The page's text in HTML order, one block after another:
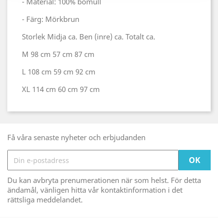
- Färg: Mörkbrun
Storlek Midja ca. Ben (inre) ca. Totalt ca.
M 98 cm 57 cm 87 cm
L 108 cm 59 cm 92 cm
XL 114 cm 60 cm 97 cm
Få våra senaste nyheter och erbjudanden
Du kan avbryta prenumerationen när som helst. För detta
ändamål, vänligen hitta vår kontaktinformation i det
rättsliga meddelandet.